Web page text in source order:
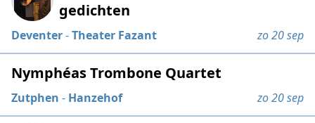
gedichten
Deventer-Theater Fazant zo 20 sep
Nymphéas Trombone Quartet
Zutphen - Hanzehof zo 20 sep